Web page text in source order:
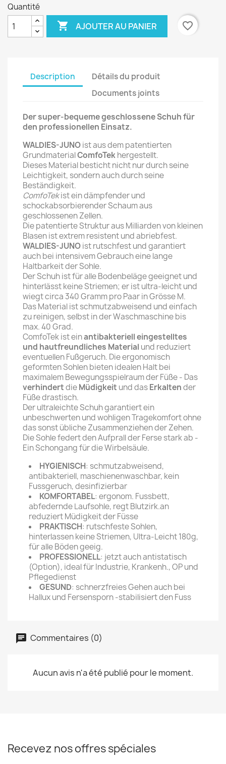
Quantité
 AJOUTER AU PANIER favorite_border
Description
Détails du produit
Documents joints
Der super-bequeme geschlossene Schuh für
den professionellen Einsatz.
WALDIES-JUNOist aus dem patentierten
GrundmaterialComfoTekhergestellt.
Dieses Material besticht nicht nur durch seine
Leichtigkeit, sondern auch durch seine
Beständigkeit.
ComfoTekist ein dämpfender und
schockabsorbierender Schaum aus
geschlossenen Zellen.
Die patentierte Struktur aus Milliarden von kleinen
Blasen ist extrem resistent und abriebfest.
WALDIES-JUNOist rutschfest und garantiert
auch bei intensivem Gebrauch eine lange
Haltbarkeit der Sohle.
Der Schuh ist für alle Bodenbeläge geeignet und
hinterlässt keine Striemen; er ist ultra-leicht und
wiegt circa 340 Gramm pro Paar in Grösse M.
Das Material ist schmutzabweisend und einfach
zu reinigen, selbst in der Waschmaschine bis
max. 40 Grad.
ComfoTek ist einantibakteriell eingestelltes
und hautfreundliches Material und reduziert
eventuellen Fußgeruch. Die ergonomisch
geformten Sohlen bieten idealen Halt bei
maximalem Bewegungsspielraum der Füße - Das
verhindertdieMüdigkeit und dasErkaltender
Füße drastisch.
Der ultraleichte Schuh garantiert ein
unbeschwerten und wohligen Tragekomfort ohne
das sonst übliche Zusammenziehen der Zehen.
Die Sohle federt den Aufprall der Ferse stark ab -
Ein Schongang für die Wirbelsäule.
HYGIENISCH: schmutzabweisend,
antibakteriell, maschienenwaschbar, kein
Fussgeruch, desinfizierbar
KOMFORTABEL: ergonom. Fussbett,
abfedernde Laufsohle, regt Blutzirk.an
reduziert Müdigkeit der Füsse
PRAKTISCH: rutschfeste Sohlen,
hinterlassen keine Striemen, Ultra-Leicht 180g,
für alle Böden geeig.
PROFESSIONELL: jetzt auch antistatisch
(Option), ideal für Industrie, Krankenh., OP und
Pflegedienst
GESUND: schnerzfreies Gehen auch bei
Hallux und Fersensporn -stabilisiert den Fuss
Commentaires (0)
Aucun avis n'a été publié pour le moment.
Recevez nos offres spéciales